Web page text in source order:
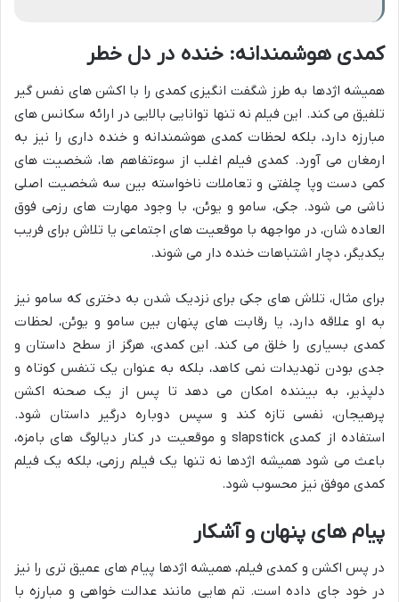
کمدی هوشمندانه: خنده در دل خطر
همیشه اژدها به طرز شگفت انگیزی کمدی را با اکشن های نفس گیر
تلفیق می کند. این فیلم نه تنها توانایی بالایی در ارائه سکانس های
مبارزه دارد، بلکه لحظات کمدی هوشمندانه و خنده داری را نیز به
ارمغان می آورد. کمدی فیلم اغلب از سوءتفاهم ها، شخصیت های
کمی دست وپا چلفتی و تعاملات ناخواسته بین سه شخصیت اصلی
ناشی می شود. جکی، سامو و یوئن، با وجود مهارت های رزمی فوق
العاده شان، در مواجهه با موقعیت های اجتماعی یا تلاش برای فریب
یکدیگر، دچار اشتباهات خنده دار می شوند.
برای مثال، تلاش های جکی برای نزدیک شدن به دختری که سامو نیز
به او علاقه دارد، یا رقابت های پنهان بین سامو و یوئن، لحظات
کمدی بسیاری را خلق می کند. این کمدی، هرگز از سطح داستان و
جدی بودن تهدیدات نمی کاهد، بلکه به عنوان یک تنفس کوتاه و
دلپذیر، به بیننده امکان می دهد تا پس از یک صحنه اکشن
پرهیجان، نفسی تازه کند و سپس دوباره درگیر داستان شود.
استفاده از کمدی slapstick و موقعیت در کنار دیالوگ های بامزه،
باعث می شود همیشه اژدها نه تنها یک فیلم رزمی، بلکه یک فیلم
کمدی موفق نیز محسوب شود.
پیام های پنهان و آشکار
در پس اکشن و کمدی فیلم، همیشه اژدها پیام های عمیق تری را نیز
در خود جای داده است. تم هایی مانند عدالت خواهی و مبارزه با